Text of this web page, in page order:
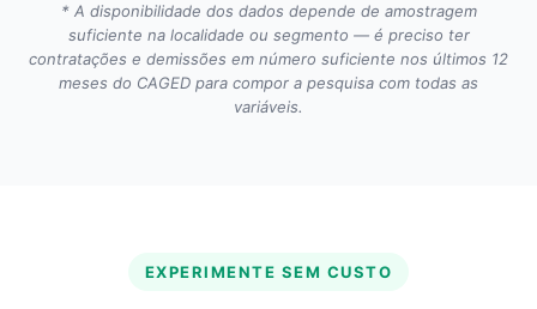
* A disponibilidade dos dados depende de amostragem
suficiente na localidade ou segmento — é preciso ter
contratações e demissões em número suficiente nos últimos 12
meses do CAGED para compor a pesquisa com todas as
variáveis.
EXPERIMENTE SEM CUSTO